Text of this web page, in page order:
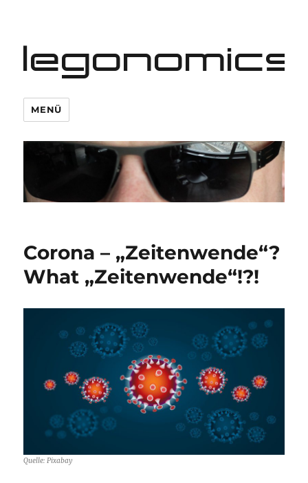
legonomics
MENÜ
Corona – „Zeitenwende“?
What „Zeitenwende“!?!
Quelle: Pixabay